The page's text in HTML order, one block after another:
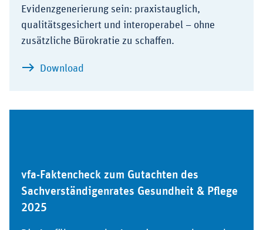
Evidenzgenerierung sein: praxistauglich,
qualitätsgesichert und interoperabel – ohne
zusätzliche Bürokratie zu schaffen.
Download
vfa-Faktencheck zum Gutachten des
Sachverständigenrates Gesundheit & Pflege
2025